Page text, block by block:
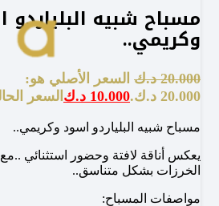
مسباح شبيه
وكريمي..
20.000 د.ك السعر الأصلي هو:
20.000 د.ك.
10.000 د.ك السعر الحالي
مسباح شبيه البلياردو اسود وكريمي..
يعكس أناقة لافتة وحضور استثنائي
الخرزات بشكل متناسق..
مواصفات المسباح: